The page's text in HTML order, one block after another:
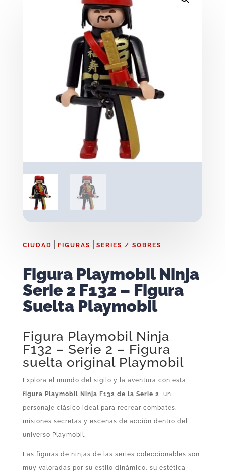
CIUDAD FIGURAS SERIES / SOBRES
Figura Playmobil Ninja
Serie 2 F132 – Figura
Suelta Playmobil
Figura Playmobil Ninja
F132 – Serie 2 – Figura
suelta original Playmobil
Explora el mundo del sigilo y la aventura con esta
figura Playmobil Ninja F132 de la Serie 2
, un
personaje clásico ideal para recrear combates,
misiones secretas y escenas de acción dentro del
universo Playmobil.
Las figuras de ninjas de las series coleccionables son
muy valoradas por su estilo dinámico, su estética